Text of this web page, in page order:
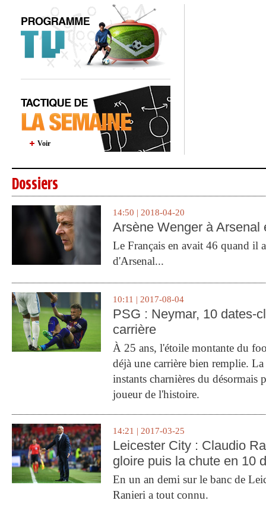
Voir
Dossiers
14:50 | 2018-04-20
Arsène Wenger à Arsenal
Le Français en avait 46 quand il
d'Arsenal...
10:11 | 2017-08-04
PSG : Neymar, 10 dates-
carrière
À 25 ans, l'étoile montante du
déjà une carrière bien remplie.
instants charnières du désormais
joueur de l'histoire.
14:21 | 2017-03-25
Leicester City : Claudio
gloire puis la chute en 10
En un an demi sur le banc de
Ranieri a tout connu.